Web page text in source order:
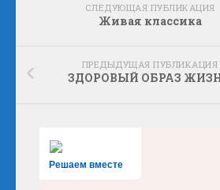
СЛЕДУЮЩАЯ ПУБЛИКАЦИЯ
Живая классика
ПРЕДЫДУЩАЯ ПУБЛИКАЦИЯ
ЗДОРОВЫЙ ОБРАЗ
Решаем вместе